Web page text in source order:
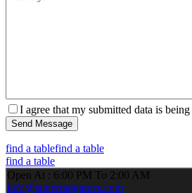
I agree that my submitted data is being
find a tablefind a table
find a table
Open At : 6:00 PM To 2:00 AM
info@superradgames.com